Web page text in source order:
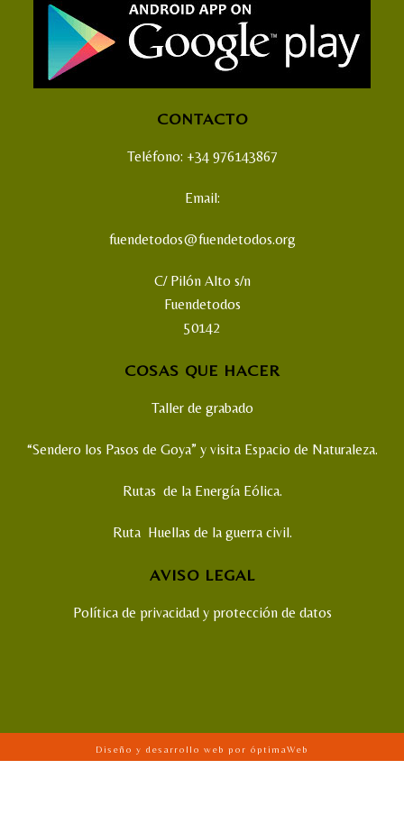
CONTACTO
Teléfono: +34 976143867
Email:
fuendetodos@fuendetodos.org
C/ Pilón Alto s/n
Fuendetodos
50142
COSAS QUE HACER
Taller de grabado
“Sendero los Pasos de Goya” y visita Espacio de Naturaleza.
Rutas de la Energía Eólica.
Ruta Huellas de la guerra civil.
AVISO LEGAL
Política de privacidad y protección de datos
Diseño y desarrollo web por óptimaWeb